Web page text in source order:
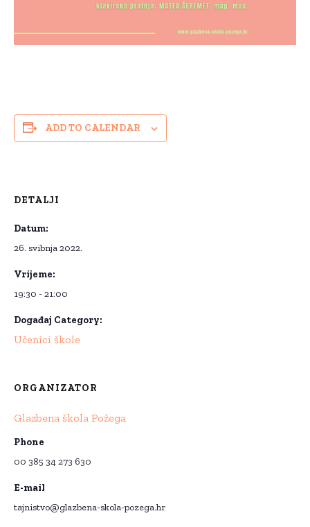
ADD TO CALENDAR
DETALJI
Datum:
26. svibnja 2022.
Vrijeme:
19:30 - 21:00
Događaj Category:
Učenici škole
ORGANIZATOR
Glazbena škola Požega
Phone
00 385 34 273 630
E-mail
tajnistvo@glazbena-skola-pozega.hr